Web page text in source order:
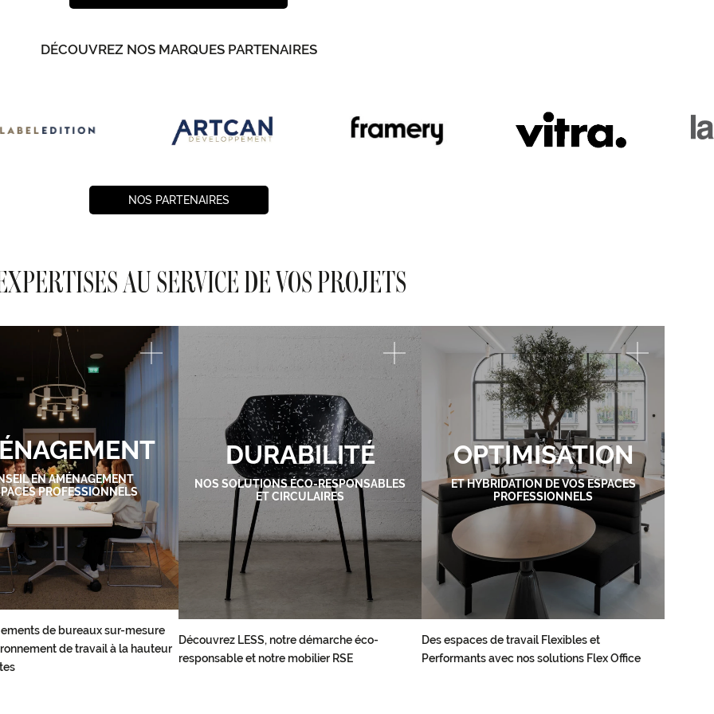
DÉCOUVREZ NOS MARQUES PARTENAIRES
NOS PARTENAIRES
AU SERVICE DE VOS PROJETS
EN AMÉNAGEMENT
PROFESSIONNELS
de bureaux sur-mesure
de travail à la hauteur
DURABILITÉ
NOS SOLUTIONS ÉCO-RESPONSABLES
ET CIRCULAIRES
Découvrez LESS, notre démarche éco-
responsable et notre mobilier RSE
OPTIMISATION
ET HYBRIDATION DE VOS ESPACES
PROFESSIONNELS
Des espaces de travail Flexibles et
Performants avec nos solutions Flex Office